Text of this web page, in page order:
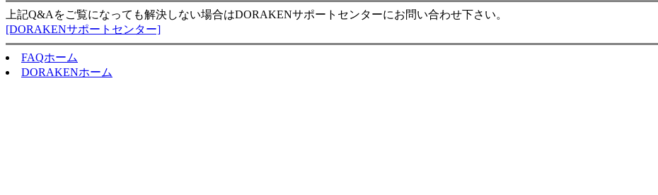
上記Q&Aをご覧になっても解決しない場合はDORAKENサポートセンターにお問い合わせ下さい。
[DORAKENサポートセンター]
FAQホーム
DORAKENホーム